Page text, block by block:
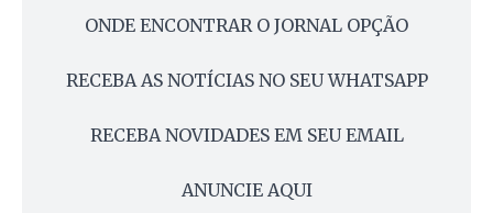
ONDE ENCONTRAR O JORNAL OPÇÃO
RECEBA AS NOTÍCIAS NO SEU WHATSAPP
RECEBA NOVIDADES EM SEU EMAIL
ANUNCIE AQUI